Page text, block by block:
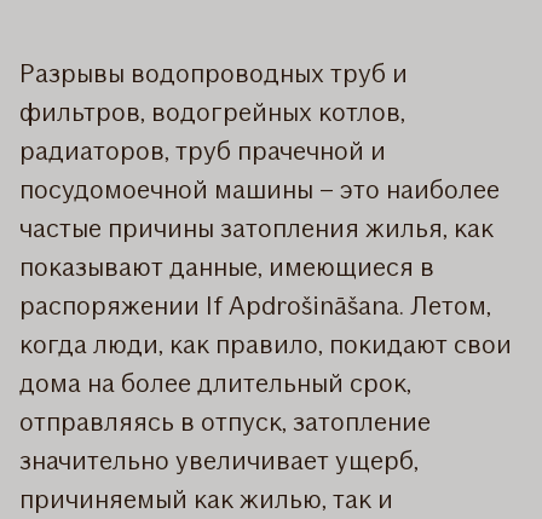
Разрывы водопроводных труб и
фильтров, водогрейных котлов,
радиаторов, труб прачечной и
посудомоечной машины – это наиболее
частые причины затопления жилья, как
показывают данные, имеющиеся в
распоряжении If Apdrošināšana. Летом,
когда люди, как правило, покидают свои
дома на более длительный срок,
отправляясь в отпуск, затопление
значительно увеличивает ущерб,
причиняемый как жилью, так и